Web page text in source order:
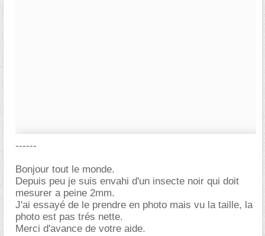
------
Bonjour tout le monde.
Depuis peu je suis envahi d'un insecte noir qui doit
mesurer a peine 2mm.
J'ai essayé de le prendre en photo mais vu la taille, la
photo est pas trés nette.
Merci d'avance de votre aide.